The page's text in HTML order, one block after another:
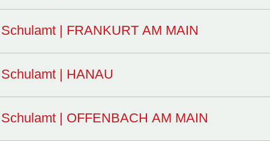
| FRANKURT AM MAIN
| HANAU
| OFFENBACH AM MAIN